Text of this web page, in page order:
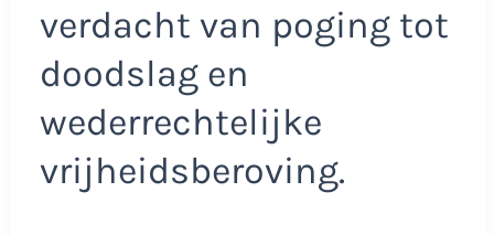
verdacht van poging tot
doodslag en
wederrechtelijke
vrijheidsberoving.